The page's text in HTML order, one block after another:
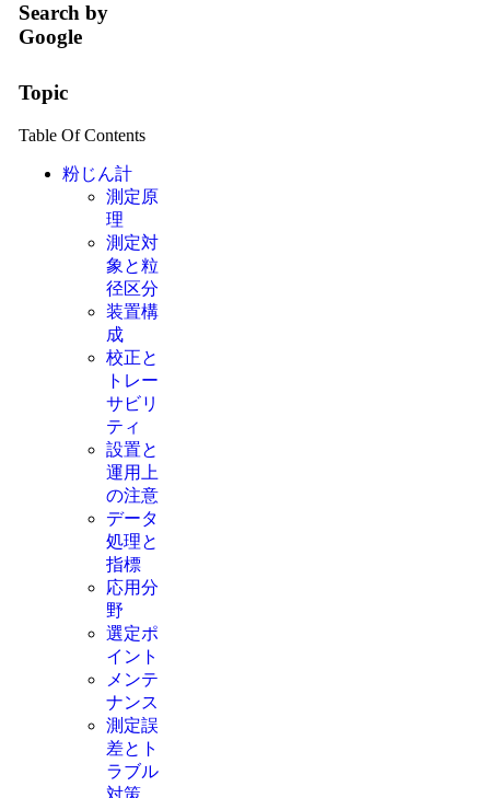
Search by
Google
Topic
Table Of Contents
粉じん計
測定原
理
測定対
象と粒
径区分
装置構
成
校正と
トレー
サビリ
ティ
設置と
運用上
の注意
データ
処理と
指標
応用分
野
選定ポ
イント
メンテ
ナンス
測定誤
差とト
ラブル
対策